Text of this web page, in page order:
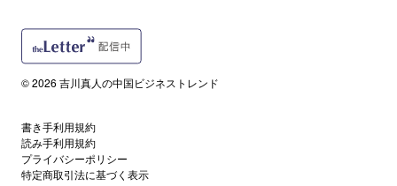
2026.07.13
深センで見た「美しすぎるロボット」
2026.07.06
誰でも
© 2026 吉川真人の中国ビジネストレンド
書き手利用規約
読み手利用規約
プライバシーポリシー
特定商取引法に基づく表示